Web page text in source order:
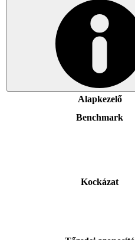
Alapkezelő
Benchmark
Kockázat